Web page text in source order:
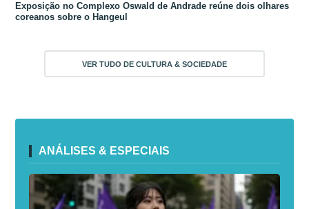
Exposição no Complexo Oswald de Andrade reúne dois olhares
coreanos sobre o Hangeul
VER TUDO DE CULTURA & SOCIEDADE
ANÁLISES & ESPECIAIS